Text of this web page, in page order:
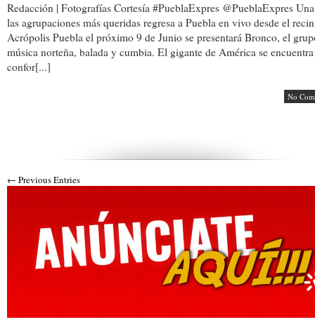
Redacción | Fotografías Cortesía #PueblaExpres @PueblaExpres
las agrupaciones más queridas regresa a Puebla en vivo desde el
Acrópolis Puebla el próximo 9 de Junio se presentará Bronco, el
música norteña, balada y cumbia. El gigante de América se encuentra
confor[...]
No
← Previous Entries